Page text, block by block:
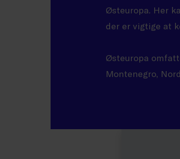
Østeuropa. Her
der er vigtige at
Østeuropa
Montenegro,